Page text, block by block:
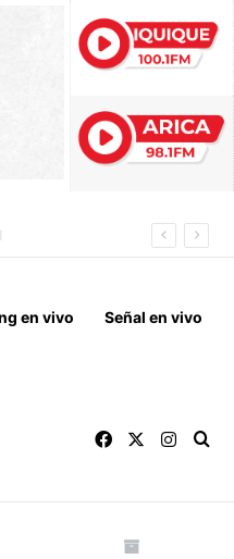
en vivo Señal en vivo
Facebook